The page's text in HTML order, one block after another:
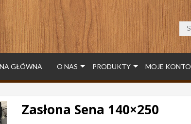
GŁÓWNA O NAS PRODUKTY MOJE KONTO
Zasłona Sena 140×250